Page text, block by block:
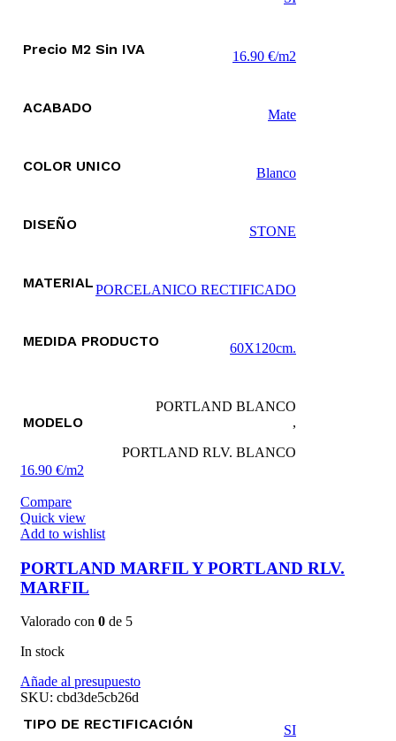
opciones
Precio M2 Sin IVA 16.90 €/m2
ACABADO Mate
COLOR UNICO Blanco
DISEÑO STONE
MATERIALPORCELANICO RECTIFICADO
MEDIDA PRODUCTO 60X120cm.
MODELO
PORTLAND BLANCO
,
PORTLAND RLV. BLANCO
16.90 €/m2
Compare
Quick view
Add to wishlist
PORTLAND MARFIL Y PORTLAND RLV.
MARFIL
Valorado con 0 de 5
In stock
Añade al presupuesto
SKU: cbd3de5cb26d
TIPO DE RECTIFICACIÓN SI